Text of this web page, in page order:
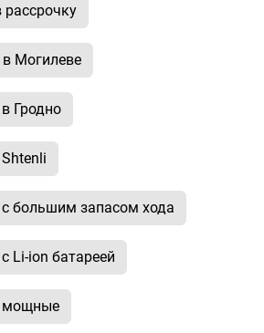
рассрочку
Могилеве
Гродно
большим запасом хода
Li-ion батареей
мощные